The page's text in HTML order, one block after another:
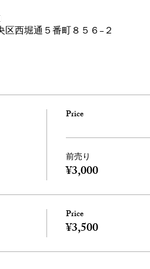
西堀通５番町８５６−２
Price
前売り
¥3,000
Price
¥3,500